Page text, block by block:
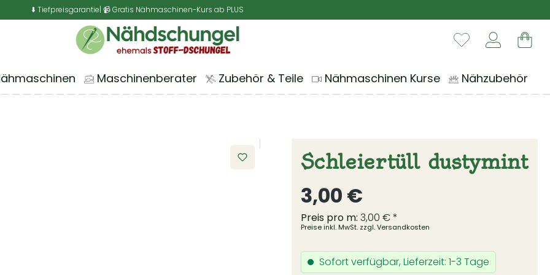
⬇️ Tiefpreisgarantie| 📹 Gratis Nähmaschinen-Kurs ab PLUS
Du hast 0
Maschinenberater Zubehör & Teile Nähmaschinen Kurse Nähzubehör
Schleiertüll dustymint
Regulärer Preis:
3,00 €
Preis pro m: 3,00 € *
Preise inkl. MwSt. zzgl. Versandkosten
Sofort verfügbar, Lieferzeit: 1-3 Tage